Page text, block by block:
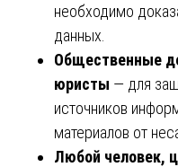
необходимо
данных.
Общественные
юристы — для
источников
материалов от
Любой человек,